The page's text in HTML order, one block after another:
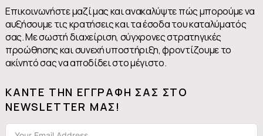
Επικοινωνήστε μαζί μας και ανακαλύψτε πώς μπορούμε να
αυξήσουμε τις κρατήσεις και τα έσοδα του καταλύματός
σας. Με σωστή διαχείριση, σύγχρονες στρατηγικές
προώθησης και συνεχή υποστήριξη, φροντίζουμε το
ακίνητό σας να αποδίδει στο μέγιστο.
KΆΝΤΕ ΤΗΝ ΕΓΓΡΑΦΉ ΣΑΣ ΣΤΟ
NEWSLETTER ΜΑΣ!